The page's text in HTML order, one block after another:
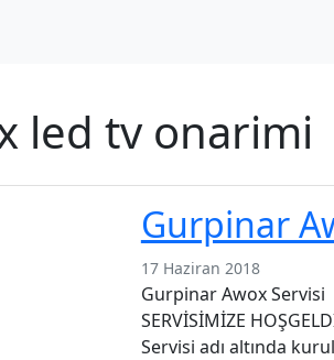
led tv onarimi
Gurpinar
17 Haziran 2018
Gurpinar Awox
SERVİSİMİZE
Servisi adı altında